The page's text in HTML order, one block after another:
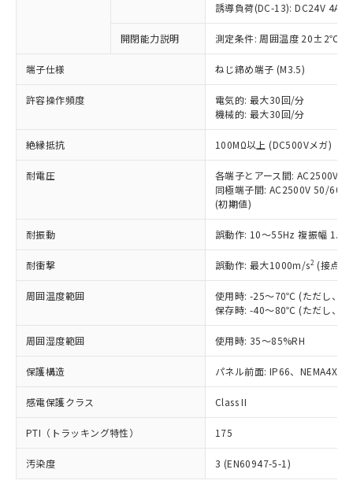
誘導負荷(DC-13): DC24V 4A/
開閉能力説明 測定条件: 周囲温度 20±2℃、
端子仕様 ねじ締め端子 (M3.5)
許容操作頻度
電気的: 最大30回/分
機械的: 最大30回/分
絶縁抵抗 100MΩ以上 (DC500Vメガ)
耐電圧
各端子とアース間: AC2500V
同極端子間: AC2500V 50/
(初期値)
耐振動 誤動作: 10～55Hz 複振幅
耐衝撃 誤動作: 最大1000m/s2 (接点
周囲温度範囲
使用時: -25～70℃ (ただし、氷
保存時: -40～80℃ (ただし、氷
周囲湿度範囲 使用時: 35～85%RH
保護構造 パネル前面: IP66、NEMA4X,
感電保護クラス Class II
PTI（トラッキング特性） 175
汚染度 3 (EN60947-5-1)
以下の条件をお読みいただき、同意のうえ
本サービスは、当社制御機器事業取扱
商品の当社在庫状況および標準価格
(税抜)を提供させていただくもので
当社制御機器事業取扱商品の中には、
本サービスの対象外となる商品もある
ことをご了承ください。
在庫状況および標準価格照会結果は、
記載している更新日時点での社内デー
タに基づき作成されるものであり、閲
覧された時点での実際の在庫および標
準価格とは異なる場合があることをご
正式な納期状況および標準価格はお客
様のお取引先、またはお客様担当のオ
ムロン制御機器販売店・当社販売員に
オムロン制御機器販売店や当社販売拠
販売ネットワーク
」をご確認
ください。
在庫状況および標準価格結果を当社の
事前の承諾なく第三者に漏洩または開
示しないようお願いします。
マイパーツ機能（部品リスト作成サー
ビス）をご利用いただくには、I-Web
対応予定なし：EU RoHS指令（10物質）の
非含有に非対応の商品で、対応品を出す予
調査・確認中：EU RoHS指令（10物質）の
非含有の対応状況を調査中または確認中の
商品です。
害物質有無と関係のない商品です。
仕入先様の事情により、非含有部品として
いたものが、含有品と判明した場合などや
むを得ず変更することがあります。
鉛(Pb) 1000ppm以下、 水銀(Hg) 1000ppm以下、 カド
六価クロム(Cr(Ⅵ)) 1000ppm以下、ポリ臭化ビフェニル
類(PBB) 1000ppm以下、ポリ臭化ジフェニルエーテル類
(PBDE) 1000ppm以下、フタル酸ビス(2-エチルヘキシ
ル) (DEHP)(別名：DOP) 1000ppm以下、フタル酸ブチ
ルベンジル（BBP） 1000ppm以下、フタル酸ジブチル
（DBP） 1000ppm以下、フタル酸ジイソブチル
但し、RoHS指令で産業用監視および制御機器に対する
フタル酸エステル類の４物質については閾値を超える意
図的な使用がないことを確認しています。
※2 対応予定月
部品在庫の切り替え状況などにより、予定
月が前後することがあります。
「○」：最大均質材料含有率が中国RoHSの
基準値以下であることを示します。
「×」：最大均質材料含有率が中国RoHSの
基準値を超えていることを示します。
「－」：未確認です。当社販売部門へお問
*中国RoHS10物質の基準値 (GB/T26572)：
Pb(鉛) :1000ppm、 Hg(水銀) : 1000ppm、 Cd(カドミウ
Cr(Ⅵ)(六価クロム) : 1000ppm、 PBBs(ポリ臭化ビフェ
ニル類) : 1000ppm、 PBDEs(ポリ臭化ジフェニルエーテ
ル類) : 1000ppm、
DBP(フタル酸ジブチル) : 1000ppm、 DIBP(フタル酸ジ
DEHP(フタル酸ビス(2-エチルヘキシル)) : 1000ppm
「ｅ」：有害物質（10物質）のすべてが基
準値以下であることを示します。
「10」：通常の使用状況下において有害物
質が外部に漏えいし、環境に深刻な影響を
当社は、これら貴社製品のうち、外国
為替および外国貿易法に定める商品
（以下｢規制貨物等」という）を輸出
または国外への提供する場合は、日本
国政府の輸出許可(または役務取引許
可)を取得するなどの必要な手続きを
当社は規制貨物を破棄する場合は、完
全に破砕するなど、違法に輸出されな
いよう必要な手段を講じます。
当社は貴社製品を、核兵器、ミサイ
ル、化学兵器、生物兵器またはその他
武器並びにこれらの製造装置等に一切
当社は、貴社製品を第三者に販売する
場合は、上記1、2および3の内容を当
該第三者に通知します。また当社は、
販売先および販売に係わる関係者が違
法に輸出するおそれがある場合は、取
一定数以上の在庫あり
一定数には満たないが在庫あり
在庫なし(最新の在庫状況につ
いては、お客様のお取引先、ま
たはお客様担当のオムロン制御
機器販売店・当社販売員にご確
認ください)
受注生産機種、また在庫状況の